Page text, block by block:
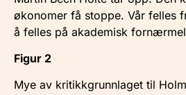
økonomer få stoppe. Vår felles
å felles på akademisk
Figur 2
Mye av kritikkgrunnlaget til